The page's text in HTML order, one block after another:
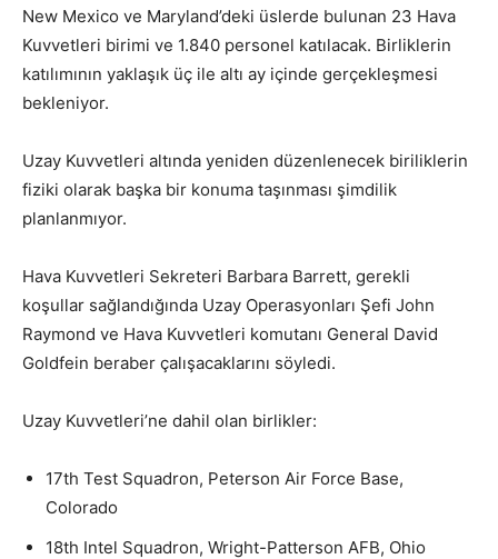
New Mexico ve Maryland’deki üslerde bulunan 23 Hava
Kuvvetleri birimi ve 1.840 personel katılacak. Birliklerin
katılımının yaklaşık üç ile altı ay içinde gerçekleşmesi
bekleniyor.
Uzay Kuvvetleri altında yeniden düzenlenecek biriliklerin
fiziki olarak başka bir konuma taşınması şimdilik
planlanmıyor.
Hava Kuvvetleri Sekreteri Barbara Barrett, gerekli
koşullar sağlandığında Uzay Operasyonları Şefi John
Raymond ve Hava Kuvvetleri komutanı General David
Goldfein beraber çalışacaklarını söyledi.
Uzay Kuvvetleri’ne dahil olan birlikler:
17th Test Squadron, Peterson Air Force Base,
Colorado
18th Intel Squadron, Wright-Patterson AFB, Ohio